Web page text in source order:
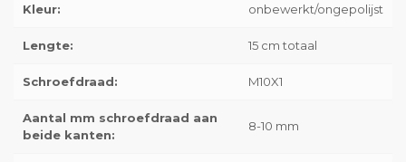
Kleur: onbewerkt/ongepolijst
Lengte: 15 cm totaal
Schroefdraad: M10X1
Aantal mm schroefdraad aan
beide kanten:
8-10 mm